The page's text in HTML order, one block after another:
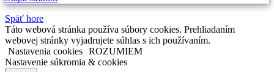
Späť hore
Táto webová stránka používa súbory cookies. Prehliadaním
webovej stránky vyjadrujete súhlas s ich používaním.
Nastavenia cookies ROZUMIEM
Nastavenie súkromia & cookies